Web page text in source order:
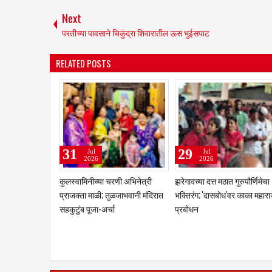
Next
परतीच्या पावसाने चिकुंद्रा शिवारातील ऊस भुईसपाट
RELATED POSTS
शासनाच्या योजनांचा लाभ थेट
लाभार्थ्यांच्या हाती; नळदुर्गच्या
नागरिकांना लाखोंच्या धनादेशांचे
भाजप प्रदेशाध्यक्ष रविंद्र चव्हाण यांची
आमदार बसवराज पाटील यांना मुरुम
येथे सदिच्छा भेट; तुळजाभवानीची
24
Jul
2026
श्री
विधानसभा
14
Jul
2026